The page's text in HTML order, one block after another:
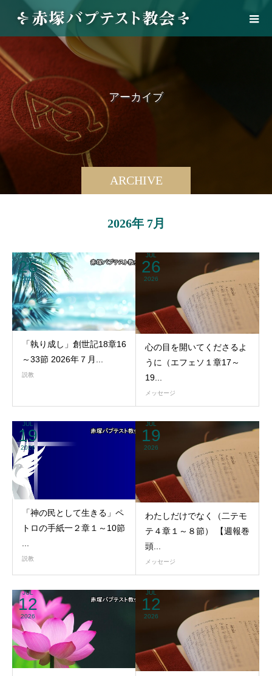
ARCHIVE
アーカイブ
2026年 7月
JUL
26
2026
「執り成し」創世記18章16
～33節 2026年７月...
説教
JUL
26
2026
心の目を開いてくださるよ
うに（エフェソ１章17～
19...
メッセージ
JUL
19
2026
「神の民として生きる」ペ
トロの手紙一２章１～10節
...
説教
JUL
19
2026
わたしだけでなく（二テモ
テ４章１～８節） 【週報巻
頭...
メッセージ
JUL
12
2026
JUL
12
2026